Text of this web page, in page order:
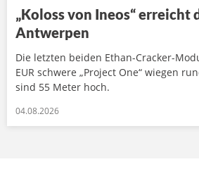
„Koloss von Ineos“ erreicht
Antwerpen
Die letzten beiden Ethan-Cracker-
EUR schwere „Project One“ wiegen
sind 55 Meter hoch.
04.08.2026